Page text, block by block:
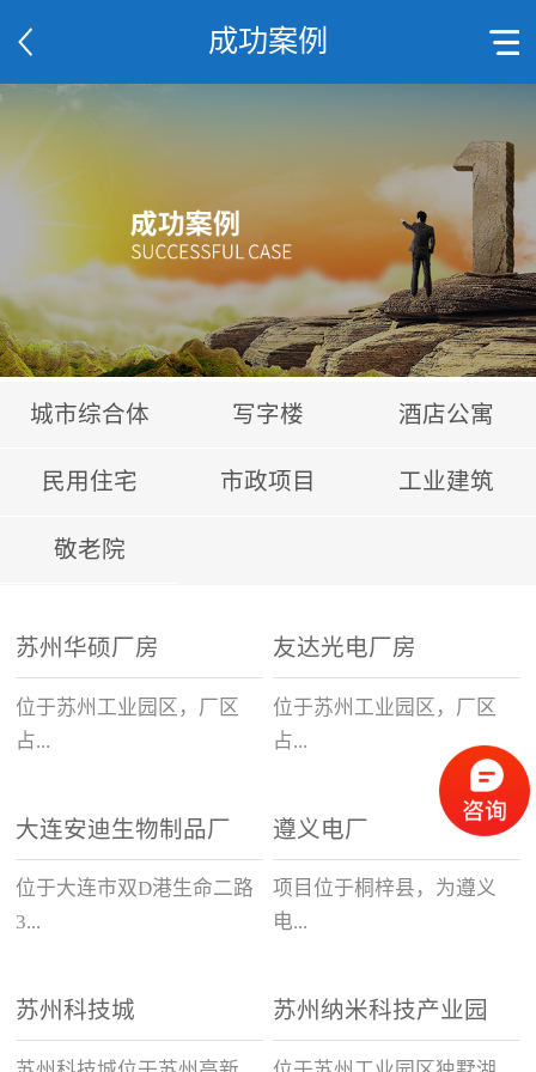
成功案例
城市综合体 写字楼 酒店公寓
民用住宅 市政项目 工业建筑
敬老院
苏州华硕厂房
位于苏州工业园区，厂区
占...
地32公顷（480亩），总投
资40亿人民币，目前是苏州
友达光电厂房
位于苏州工业园区，厂区
占...
地32公顷（480亩），总投
资40亿人民币，目前是苏州
工业园区最大的外资企业。
大连安迪生物制品厂
位于大连市双D港生命二路
3...
6号,是一座现代化,高科技,
花园式的生物制品企业.公
遵义电厂
项目位于桐梓县，为遵义
电...
厂异地改造工程，新建工程
装机容量为2×60万千瓦，
苏州科技城 苏州纳米科技产业园